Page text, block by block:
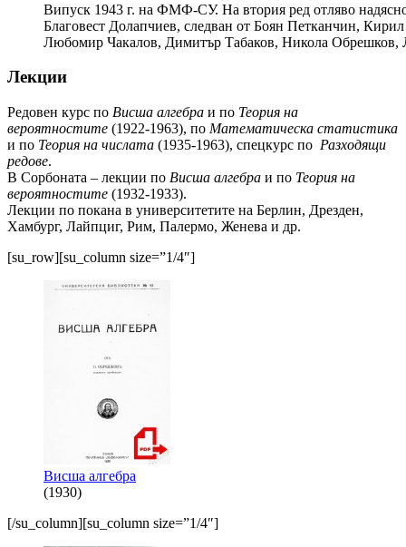
Випуск 1943 г. на ФМФ-СУ. На втория ред отляво
Благовест Долапчиев, следван от Боян Петканчин,
Любомир Чакалов, Димитър Табаков, Никола
Лекции
Редовен курс по Висша алгебра и по Теория на
вероятностите (1922-1963), по Математическа статистика
и по Теория на числата (1935-1963), спецкурс по Разходящи
редове.
В Сорбоната – лекции по Висша алгебра и по Теория на
вероятностите (1932-1933).
Лекции по покана в университетите на Берлин, Дрезден,
Хамбург, Лайпциг, Рим, Палермо, Женева и др.
[su_row][su_column size=”1/4″]
Висша алгебра
(1930)
[/su_column][su_column size=”1/4″]